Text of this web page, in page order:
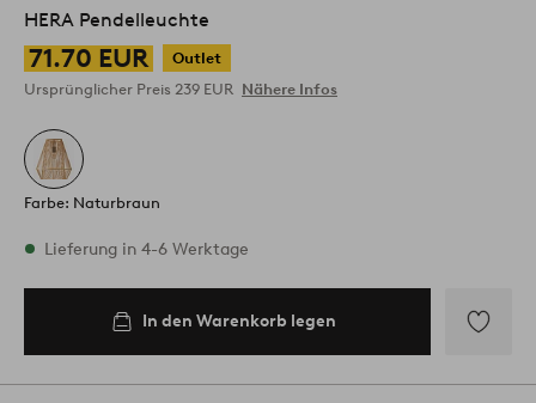
HERA Pendelleuchte
71.70 EUR
Outlet
Ursprünglicher Preis 239 EUR Nähere Infos
Farbe: Naturbraun
Vorrätig
Lieferung in 4-6 Werktage
In den Warenkorb legen
Favoriten